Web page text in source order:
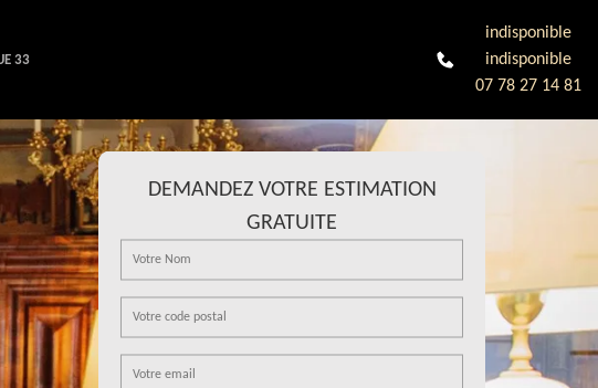
33
indisponible
indisponible
07 78 27 14 81
DEMANDEZ VOTRE ESTIMATION
GRATUITE